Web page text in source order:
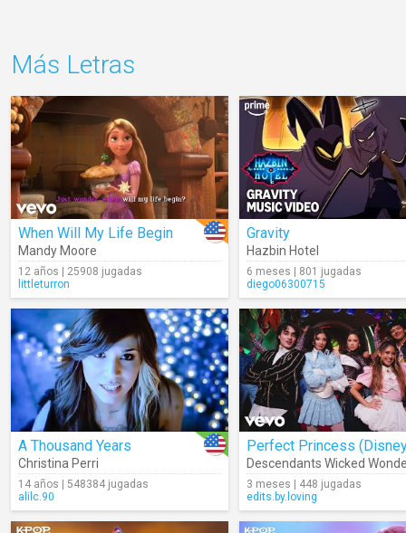
Más Letras
When Will My Life Begin
Mandy Moore
12 años | 25908 jugadas
littleturron
Gravity
Hazbin Hotel
6 meses | 801 jugadas
diego06300715
A Thousand Years
Christina Perri
14 años | 548384 jugadas
alilc.90
3 meses | 448 jugadas
edits.by.loving